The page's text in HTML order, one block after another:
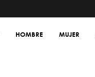
HOMBRE MUJER